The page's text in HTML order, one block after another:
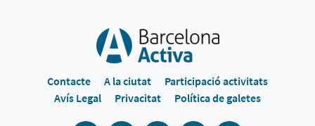
Contacte A la ciutat
Participació activitats
Avís Legal
Privacitat Política de galetes